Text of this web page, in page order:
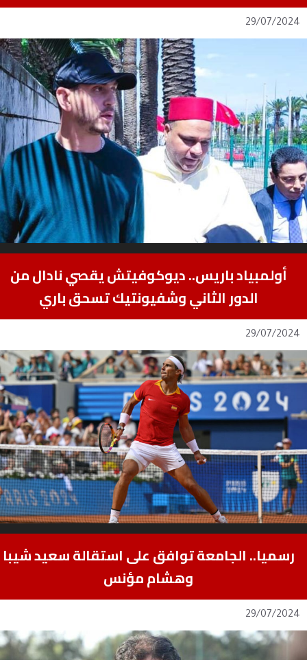
29/07/2024
أولمبياد باريس.. ديوكوفيتش يقصي نادال من
الدور الثاني وشفيونتيك تسحق باري
29/07/2024
رسميا.. الجامعة توافق على استقالة سعيد شيبا
وهشام مؤنس
29/07/2024